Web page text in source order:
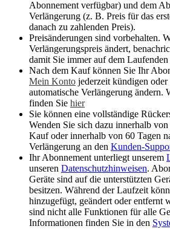
Abonnement verfügbar) und dem
Verlängerung (z. B. Preis für das
danach zu zahlenden Preis).
Preisänderungen sind vorbehalten.
Verlängerungspreis ändert,
damit Sie immer auf dem Laufenden
Nach dem Kauf können Sie Ihr
Mein Konto jederzeit kündigen
automatische Verlängerung ändern.
finden Sie hier
Sie können eine vollständige
Wenden Sie sich dazu innerhalb
Kauf oder innerhalb von 60 Tagen
Verlängerung an den Kunden-
Ihr Abonnement unterliegt unserem
unseren Datenschutzhinweisen.
Geräte sind auf die unterstützten
besitzen. Während der Laufzeit
hinzugefügt, geändert oder entfernt
sind nicht alle Funktionen für alle
Informationen finden Sie in den